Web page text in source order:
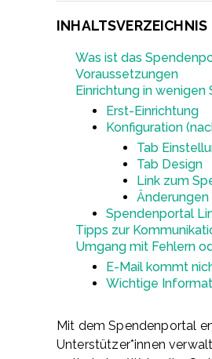
INHALTSVERZEICHNIS
Was ist das
Voraussetzungen
Einrichtung in wenigen
Erst-Einrichtung
Konfiguration
Tab
Tab Design
Link zum
Spendenportal
Tipps zur
Umgang mit Fehlern
E-Mail kommt
Wichtige
Mit dem Spendenportal
Unterstützer*innen